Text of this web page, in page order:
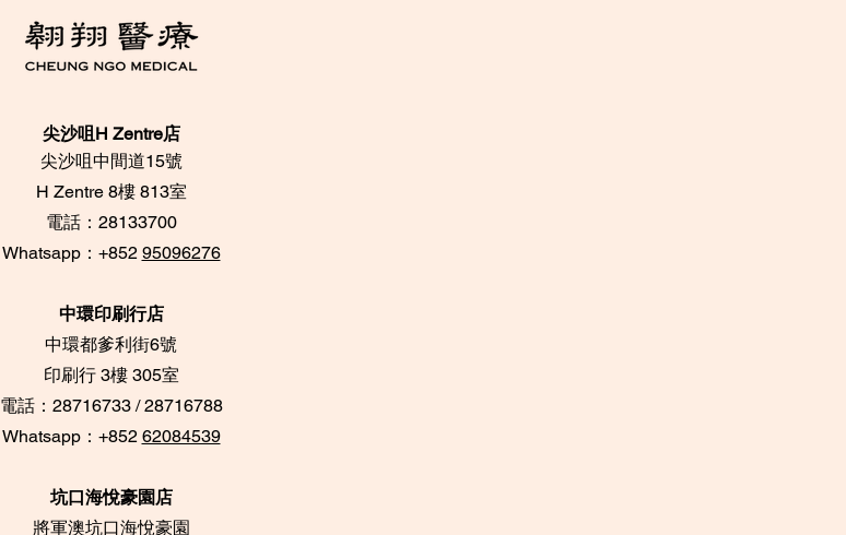
尖沙咀H Zentre店
尖沙咀中間道15號
​H Zentre 8樓 813室
電話：28133700
​Whatsapp：+852 95096276
中環印刷行店
中環都爹利街6號
​印刷行 3樓 305室
電話：28716733 / 28716788
Whatsapp：+852 62084539
坑口海悅豪園店
將軍澳坑口海悅豪園